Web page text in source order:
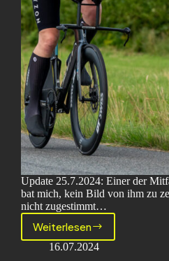
Update 25.7.2024: Einer der
bat mich, kein Bild von ihm zu
nicht zugestimmt…
WeiterlesenEinzelzeitfahren
vs.
16.07.2024